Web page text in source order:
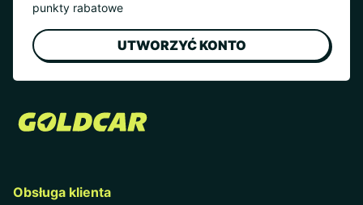
punkty rabatowe
UTWORZYĆ KONTO
Obsługa klienta